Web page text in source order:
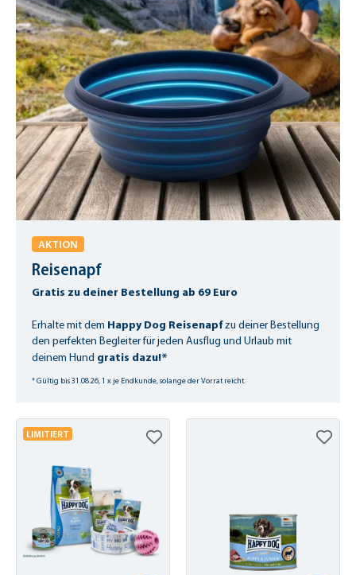
AKTION
Reisenapf
Gratis zu deiner Bestellung ab 69 Euro
Erhalte mit dem Happy Dog Reisenapfzu deiner Bestellung
den perfekten Begleiter für jeden Ausflug und Urlaub mit
deinem Hund gratis dazu!*
* Gültig bis 31.08.26, 1 x je Endkunde, solange der Vorrat reicht.
LIMITIERT